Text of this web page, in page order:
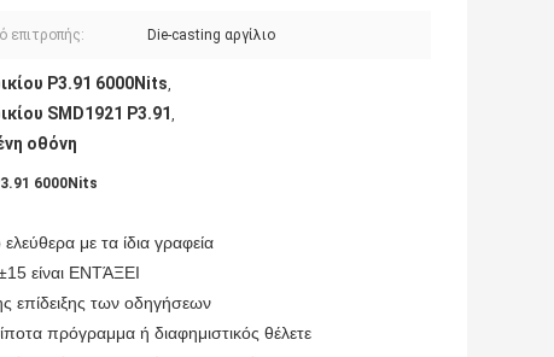
επιτροπής: Die-casting αργίλιο
P3.91 6000Nits,
SMD1921 P3.91 ,
οθόνη
6000Nits
με τα ίδια γραφεία
είναι ΕΝΤΆΞΕΙ
επίδειξης των οδηγήσεων
πρόγραμμα ή διαφημιστικός θέλετε